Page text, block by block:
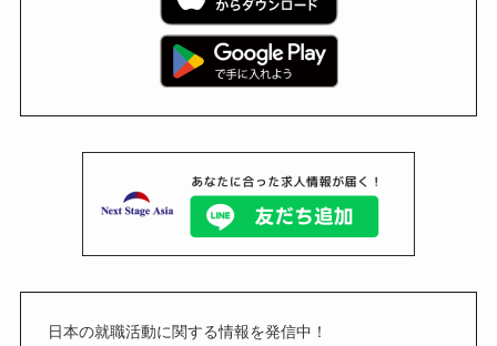
日本の就職活動に関する情報を発信中！